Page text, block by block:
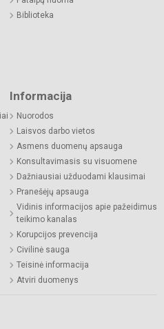
Biblioteka
Informacija
Nuorodos
Laisvos darbo vietos
Asmens duomenų apsauga
Konsultavimasis su visuomene
Dažniausiai užduodami klausimai
Pranešėjų apsauga
Vidinis informacijos apie pažeidimus
teikimo kanalas
Korupcijos prevencija
Civilinė sauga
Teisinė informacija
Atviri duomenys